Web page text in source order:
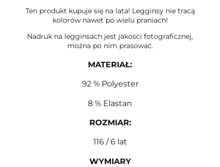
Ten produkt kupuje się na lata! Legginsy nie tracą
kolorów nawet po wielu praniach!
Nadruk na legginsach jest jakości fotograficznej,
można po nim prasować.
MATERIAŁ:
92 % Polyester
8 % Elastan
ROZMIAR:
116 / 6 lat
WYMIARY